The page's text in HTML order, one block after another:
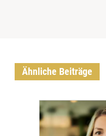
Ähnliche Beiträge